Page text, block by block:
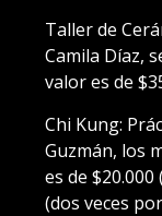
Taller de
Camila Díaz,
valor es de
Chi Kung:
Guzmán, los
es de
(dos veces